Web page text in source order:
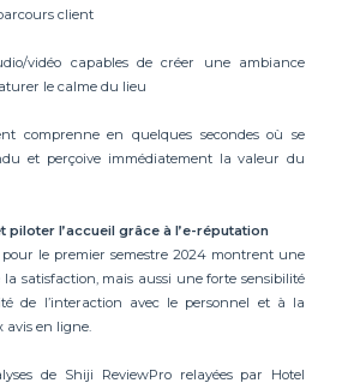
client
vidéo capables de créer une ambiance
le calme du lieu
comprenne en quelques secondes où se
et perçoive immédiatement la valeur du
piloter l’accueil grâce à l’e-réputation
pour le premier semestre 2024 montrent une
la satisfaction, mais aussi une forte sensibilité
de l’interaction avec le personnel et à la
avis en ligne.
de Shiji ReviewPro relayées par Hotel